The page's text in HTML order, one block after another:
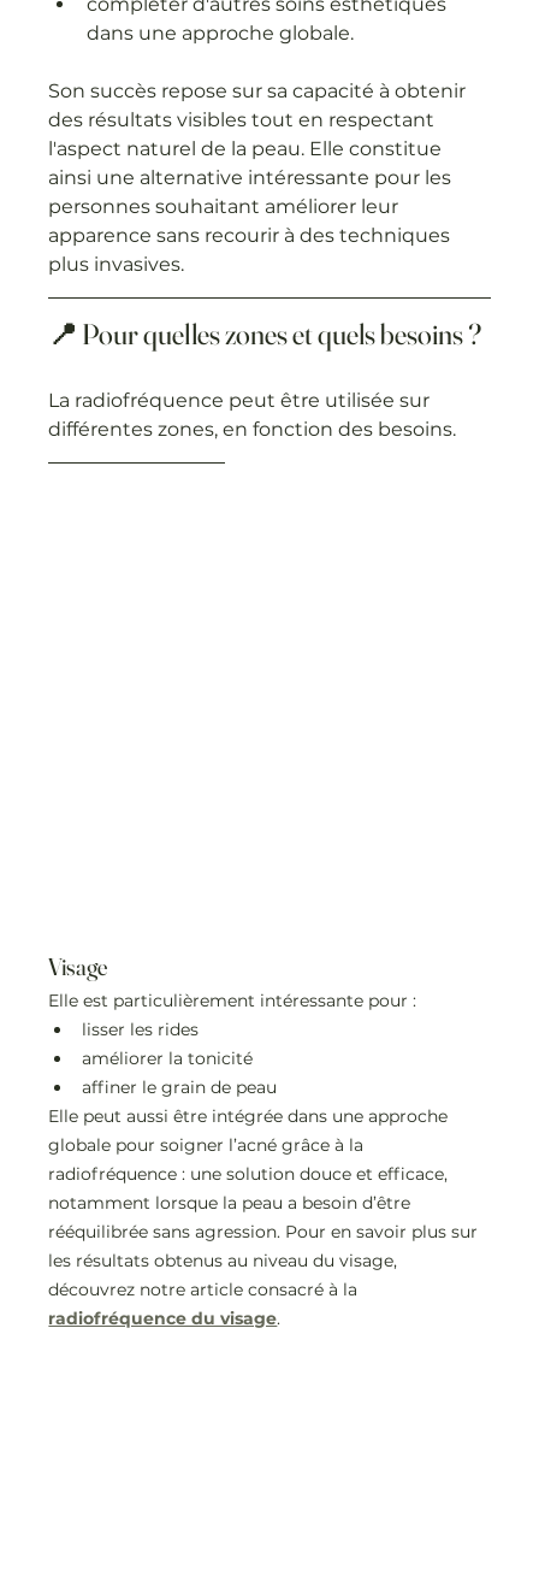
dans une approche globale.
Son succès repose sur sa capacité à obtenir
des résultats visibles tout en respectant
l'aspect naturel de la peau. Elle constitue
ainsi une alternative intéressante pour les
personnes souhaitant améliorer leur
apparence sans recourir à des techniques
plus invasives.
📍 Pour quelles zones et quels besoins ?
La radiofréquence peut être utilisée sur
différentes zones, en fonction des besoins.
Visage
Elle est particulièrement intéressante pour :
lisser les rides
améliorer la tonicité
affiner le grain de peau
Elle peut aussi être intégrée dans une approche
globale pour soigner l’acné grâce à la
radiofréquence : une solution douce et efficace,
notamment lorsque la peau a besoin d’être
rééquilibrée sans agression. Pour en savoir plus sur
les résultats obtenus au niveau du visage,
découvrez notre article consacré à la
radiofréquence du visage.